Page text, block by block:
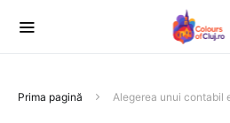
Prima pagină Alegerea unui contabil